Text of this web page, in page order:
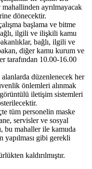
mahallinden ayrılmayacak
dönecektir.
başlama ve bitme
ilgili ve ilişkili kamu
bağlı, ilgili ve
diğer kamu kurum ve
tarafından 10.00-16.00
düzenlenecek her
önlemleri alınmak
iletişim sistemleri
tüm personelin maske
servisler ve sosyal
bu mahaller ile kamuda
yapılması gibi gerekli
kaldırılmıştır.